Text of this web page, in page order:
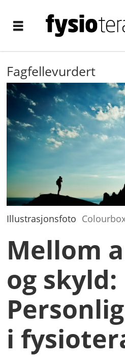
Fagfellevurdert
Illustrasjonsfoto
Mellom
og skyld:
i